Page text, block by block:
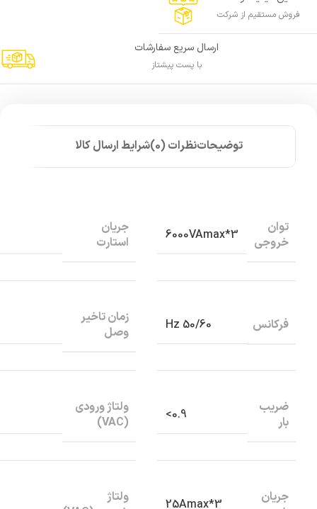
فروش مستقیم از شرکت
ارسال سریع سفارشات
با پست پیشتاز
توضیحاتنظرات (0) شرایط ارسال کالا
توان
خروجی
3*6000VAmax
جریان
استارت
فرکانس 50/60 Hz
زمان تاخیر
وصل
ضریب
بار
0.9>
ولتاژ ورودی
(VAC)
جریان
3*25Amax
ولتاژ